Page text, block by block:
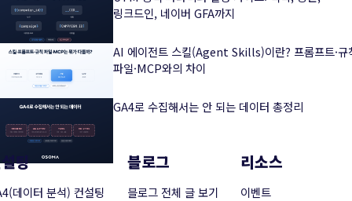
링크드인, 네이버 GFA까지
AI 에이전트 스킬(Agent Skills)이란? 프롬프트·규
파일·MCP와의 차이
GA4로 수집해서는 안 되는 데이터 총정리
팅
데이터 분석) 컨설팅
블로그
블로그 전체 글 보기
리소스
이벤트